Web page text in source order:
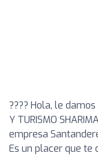
???? Hola, le damos
Y TURISMO
empresa
Es un placer que te